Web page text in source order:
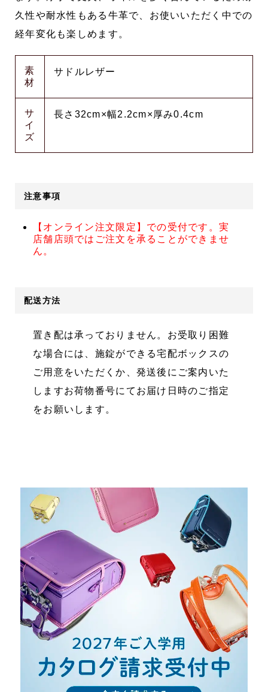
久性や耐水性もある牛革で、お使いいただく中での
経年変化も楽しめます。
素
材
サドルレザー
サ
イ
ズ
長さ32cm×幅2.2cm×厚み0.4cm
注意事項
【オンライン注文限定】での受付です。実
店舗店頭ではご注文を承ることができませ
ん。
配送方法
置き配は承っておりません。お受取り困難
な場合には、施錠ができる宅配ボックスの
ご用意をいただくか、発送後にご案内いた
しますお荷物番号にてお届け日時のご指定
をお願いします。